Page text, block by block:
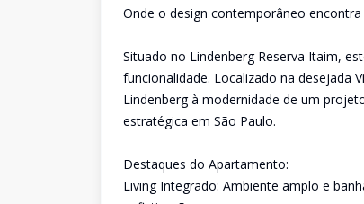
Onde o design contemporâneo
Situado no Lindenberg Reserva Itaim,
funcionalidade. Localizado na desejada
Lindenberg à modernidade de um
estratégica em São Paulo.
Destaques do Apartamento:
Living Integrado: Ambiente amplo e